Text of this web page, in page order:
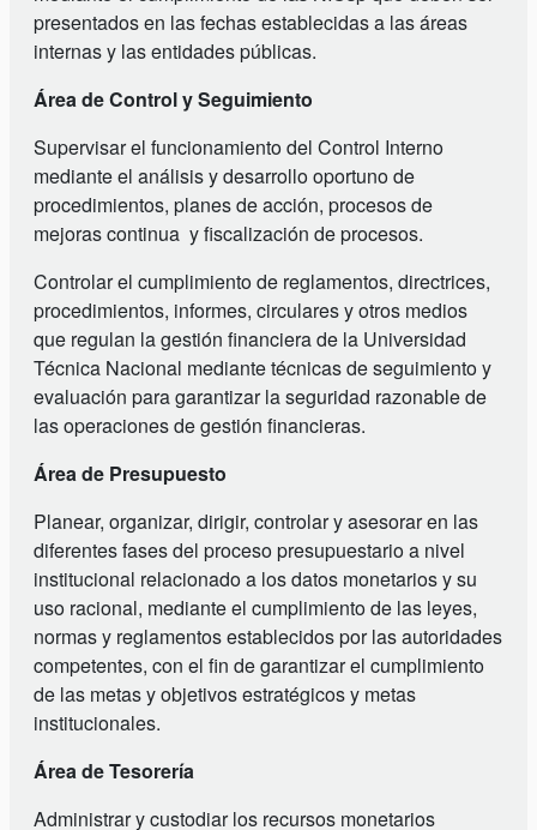
presentados en las fechas establecidas a las áreas
internas y las entidades públicas.
Área de Control y Seguimiento
Supervisar el funcionamiento del Control Interno
mediante el análisis y desarrollo oportuno de
procedimientos, planes de acción, procesos de
mejoras continua y fiscalización de procesos.
Controlar el cumplimiento de reglamentos, directrices,
procedimientos, informes, circulares y otros medios
que regulan la gestión financiera de la Universidad
Técnica Nacional mediante técnicas de seguimiento y
evaluación para garantizar la seguridad razonable de
las operaciones de gestión financieras.
Área de Presupuesto
Planear, organizar, dirigir, controlar y asesorar en las
diferentes fases del proceso presupuestario a nivel
institucional relacionado a los datos monetarios y su
uso racional, mediante el cumplimiento de las leyes,
normas y reglamentos establecidos por las autoridades
competentes, con el fin de garantizar el cumplimiento
de las metas y objetivos estratégicos y metas
institucionales.
Área de Tesorería
Administrar y custodiar los recursos monetarios